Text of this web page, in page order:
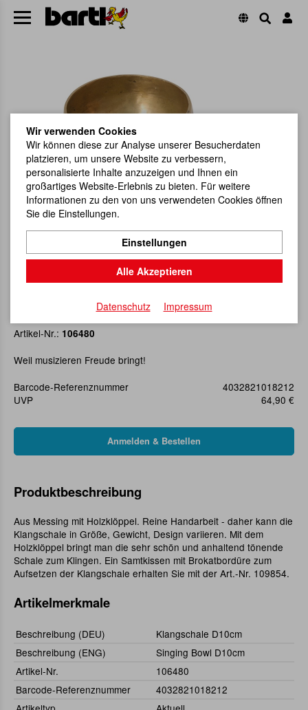
Klangschale D10cm
Artikel-Nr.: 106480
Weil musizieren Freude bringt!
Barcode-Referenznummer
4032821018212
UVP
64,90 €
Produktbeschreibung
Aus Messing mit Holzklöppel. Reine Handarbeit - daher kann die
Klangschale in Größe, Gewicht, Design variieren. Mit dem
Holzklöppel bringt man die sehr schön und anhaltend tönende
Schale zum Klingen. Ein Samtkissen mit Brokatbordüre zum
Aufsetzen der Klangschale erhalten Sie mit der Art.-Nr. 109854.
Artikelmerkmale
Beschreibung (DEU)
Klangschale D10cm
Beschreibung (ENG)
Singing Bowl D10cm
Artikel-Nr.
106480
Barcode-Referenznummer
4032821018212
Wir verwenden Cookies
Wir können diese zur Analyse unserer Besucherdaten
platzieren, um unsere Website zu verbessern,
personalisierte Inhalte anzuzeigen und Ihnen ein
großartiges Website-Erlebnis zu bieten. Für weitere
Informationen zu den von uns verwendeten Cookies öffnen
Sie die Einstellungen.
Einstellungen
Alle Akzeptieren
Datenschutz Impressum